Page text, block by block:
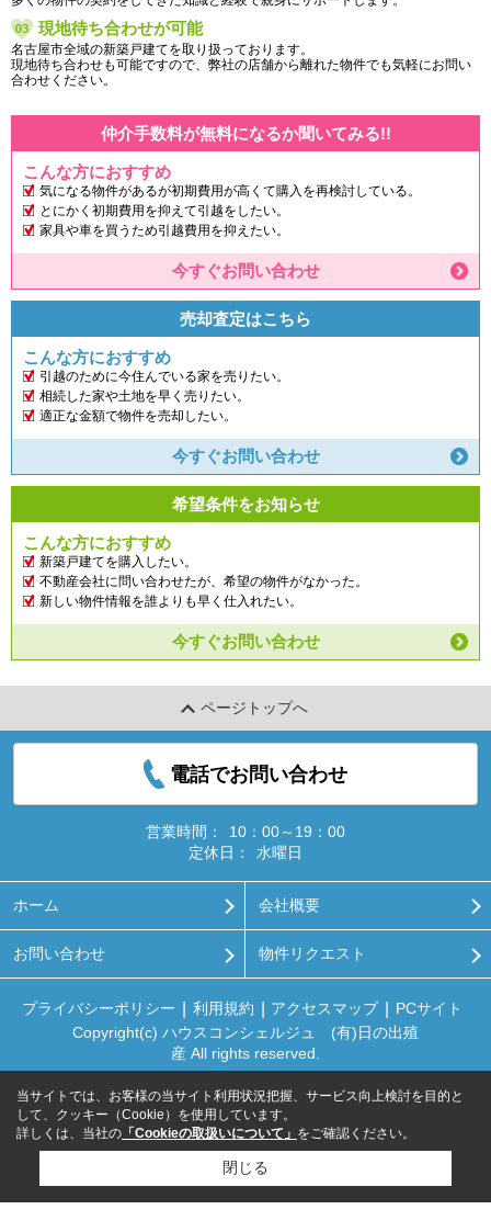
現地待ち合わせが可能
名古屋市全域の新築戸建てを取り扱っております。
現地待ち合わせも可能ですので、弊社の店舗から離れた物件でも気軽にお問い
合わせください。
仲介手数料が無料になるか聞いてみる!!
こんな方におすすめ
気になる物件があるが初期費用が高くて購入を再検討している。
とにかく初期費用を抑えて引越をしたい。
家具や車を買うため引越費用を抑えたい。
今すぐお問い合わせ
売却査定はこちら
こんな方におすすめ
引越のために今住んでいる家を売りたい。
相続した家や土地を早く売りたい。
適正な金額で物件を売却したい。
今すぐお問い合わせ
希望条件をお知らせ
こんな方におすすめ
新築戸建てを購入したい。
不動産会社に問い合わせたが、希望の物件がなかった。
新しい物件情報を誰よりも早く仕入れたい。
今すぐお問い合わせ
ページトップへ
電話でお問い合わせ
営業時間：
10：00～19：00
定休日：
水曜日
ホーム 会社概要
お問い合わせ 物件リクエスト
プライバシーポリシー 利用規約 アクセスマップ
PCサイト
Copyright(c) ハウスコンシェルジュ (有)日の出殖
産 All rights reserved.
当サイトでは、お客様の当サイト利用状況把握、サービス向上検討を目的と
して、クッキー（Cookie）を使用しています。
詳しくは、当社の 「Cookieの取扱いについて」 をご確認ください。
閉じる